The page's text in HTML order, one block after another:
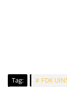
Tag: FDK